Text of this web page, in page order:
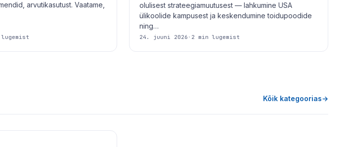
arvutikasutust. Vaatame,
olulisest strateegiamuutusest — lahkumine USA
ülikoolide kampusest ja keskendumine toidupoodide
ning…
24. juuni 2026 · 2 min lugemist
Kõik kategoorias→